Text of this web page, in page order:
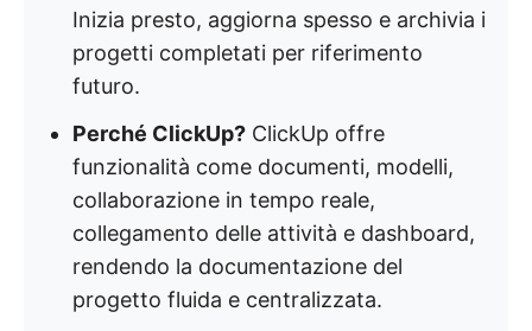
Inizia presto, aggiorna spesso e archivia i
progetti completati per riferimento
futuro.
Perché ClickUp? ClickUp offre
funzionalità come documenti, modelli,
collaborazione in tempo reale,
collegamento delle attività e dashboard,
rendendo la documentazione del
progetto fluida e centralizzata.